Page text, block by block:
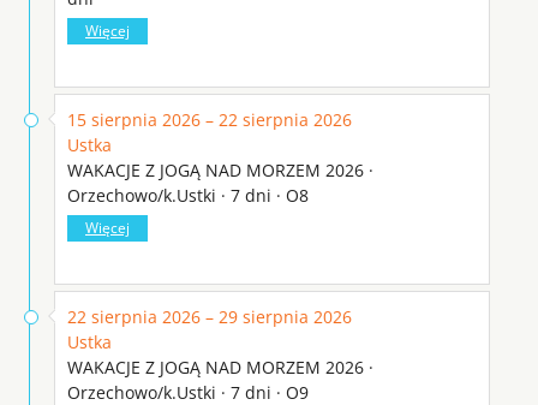
Więcej
15 sierpnia 2026 – 22 sierpnia 2026
Ustka
WAKACJE Z JOGĄ NAD MORZEM 2026 ·
Orzechowo/k.Ustki · 7 dni · O8
Więcej
22 sierpnia 2026 – 29 sierpnia 2026
Ustka
WAKACJE Z JOGĄ NAD MORZEM 2026 ·
Orzechowo/k.Ustki · 7 dni · O9